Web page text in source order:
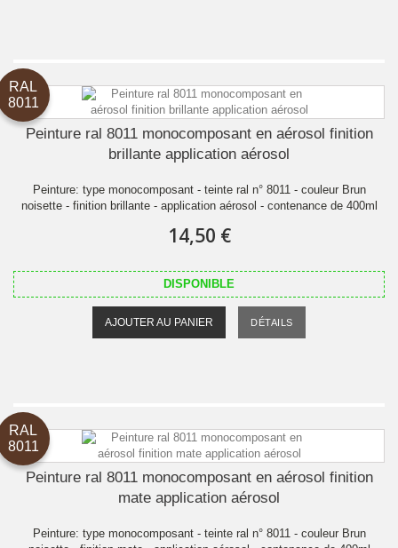
RAL
8011
Peinture ral 8011 monocomposant en aérosol finition
brillante application aérosol
Peinture: type monocomposant - teinte ral n° 8011 - couleur Brun
noisette - finition brillante - application aérosol - contenance de 400ml
14,50 €
DISPONIBLE
AJOUTER AU PANIER DÉTAILS
RAL
8011
Peinture ral 8011 monocomposant en aérosol finition
mate application aérosol
Peinture: type monocomposant - teinte ral n° 8011 - couleur Brun